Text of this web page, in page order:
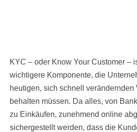
KYC – oder Know Your Customer –
wichtigere Komponente, die
heutigen, sich schnell verändernden
behalten müssen. Da alles, von
zu Einkäufen, zunehmend online
sichergestellt werden, dass die